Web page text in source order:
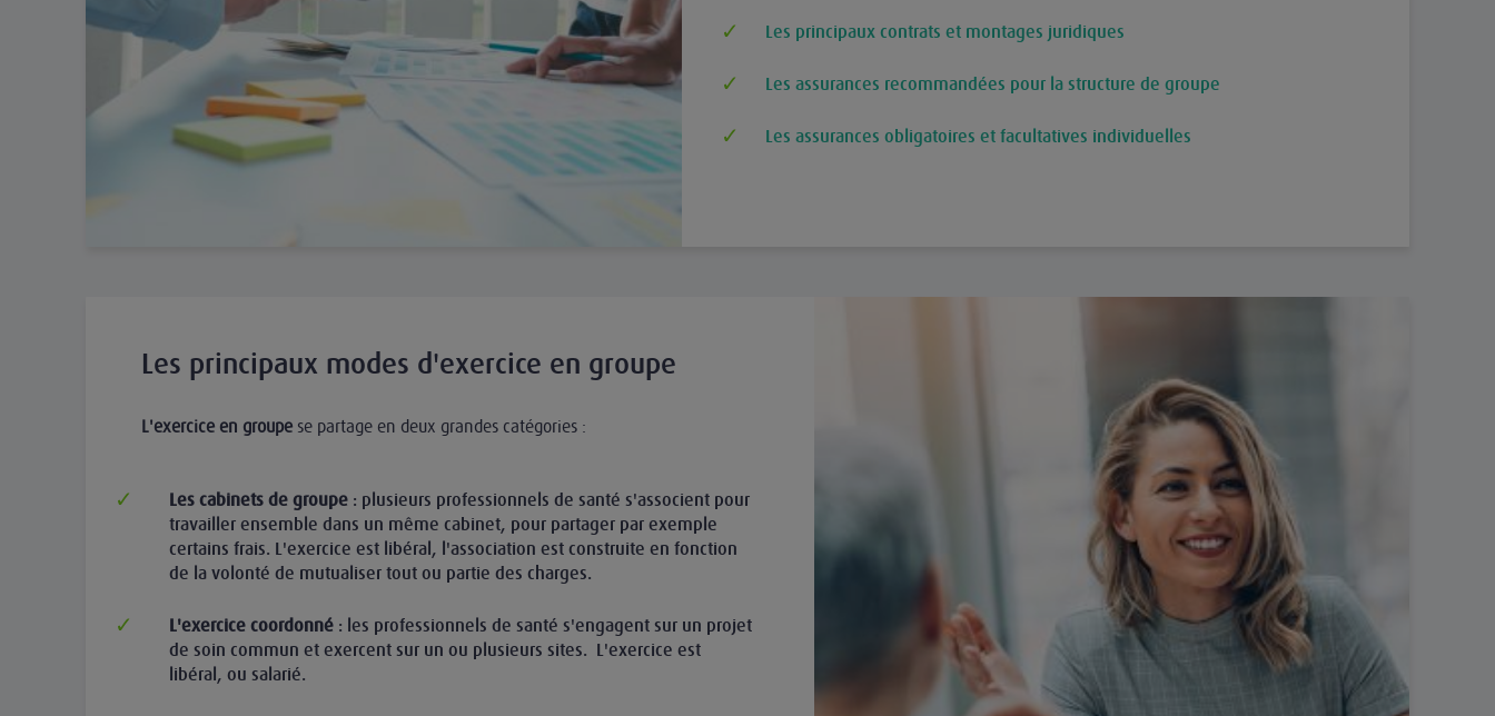
Les principaux contrats et montages juridiques
Les assurances recommandées pour la structure de groupe
Les assurances obligatoires et facultatives individuelles
Les principaux modes d'exercice en groupe
L'exercice en groupe se partage en deux grandes catégories :
Les cabinets de groupe : plusieurs professionnels de santé s'associent pour
travailler ensemble dans un même cabinet, pour partager par exemple
certains frais. L'exercice est libéral, l'association est construite en fonction
de la volonté de mutualiser tout ou partie des charges.
L'exercice coordonné : les professionnels de santé s'engagent sur un projet
de soin commun et exercent sur un ou plusieurs sites. L'exercice est
libéral, ou salarié.